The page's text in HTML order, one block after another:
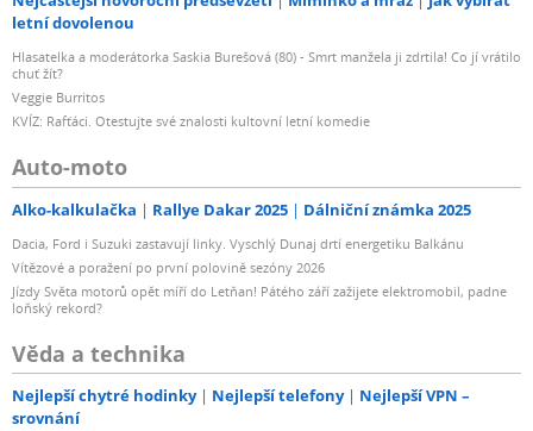
letní dovolenou
Hlasatelka a moderátorka Saskia Burešová (80) - Smrt manžela ji zdrtila! Co jí vrátilo
chuť žít?
Veggie Burritos
KVÍZ: Rafťáci. Otestujte své znalosti kultovní letní komedie
Auto-moto
Alko-kalkulačka Rallye Dakar 2025 Dálniční známka 2025
Dacia, Ford i Suzuki zastavují linky. Vyschlý Dunaj drtí energetiku Balkánu
Vítězové a poražení po první polovině sezóny 2026
Jízdy Světa motorů opět míří do Letňan! Pátého září zažijete elektromobil, padne
loňský rekord?
Věda a technika
Nejlepší chytré hodinky Nejlepší telefony
Nejlepší VPN –
srovnání